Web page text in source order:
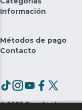
Información
Métodos de pago
Contacto
©2026 Cecotec